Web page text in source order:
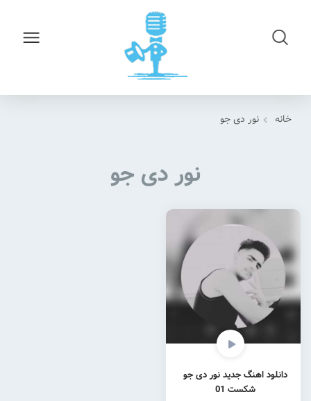
خانه نور دی جو
نور دی جو
دانلود اهنگ جدید نور دی جو
شکست 01